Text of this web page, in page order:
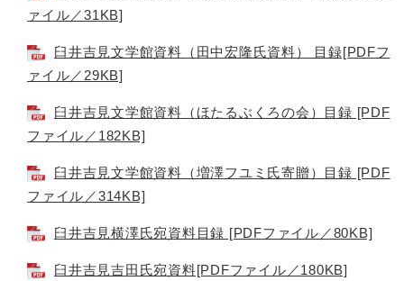
ァイル／31KB]
臼井吉見文学館資料（田中宏隆氏資料） 目録[PDFフ
ァイル／29KB]
臼井吉見文学館資料（ほたるぶくろの会）目録 [PDF
ファイル／182KB]
臼井吉見文学館資料（増澤フユミ氏寄贈）目録 [PDF
ファイル／314KB]
臼井吉見横澤氏宛資料目録 [PDFファイル／80KB]
臼井吉見吉田氏宛資料[PDFファイル／180KB]